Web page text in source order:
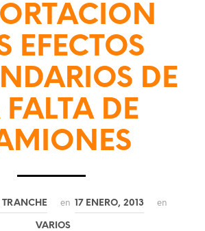
EFECTOS
DE
FALTA DE
en 17 ENERO, 2013 en
VARIOS